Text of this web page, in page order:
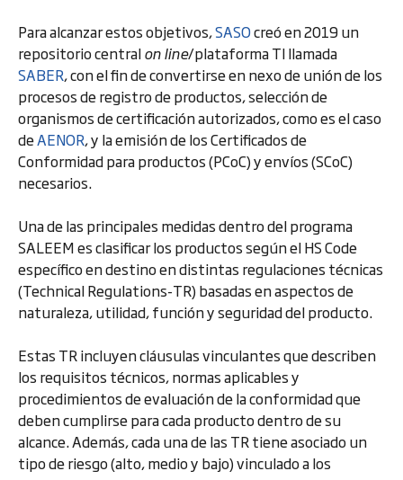
Para alcanzar estos objetivos,SASOcreó en 2019 un
repositorio centralon line/plataforma TI llamada
SABER, con el fin de convertirse en nexo de unión de los
procesos de registro de productos, selección de
organismos de certificación autorizados, como es el caso
deAENOR, y la emisión de los Certificados de
Conformidad para productos (PCoC) y envíos (SCoC)
necesarios.
Una de las principales medidas dentro del programa
SALEEM es clasificar los productos según el HS Code
específico en destino en distintas regulaciones técnicas
(Technical Regulations-TR) basadas en aspectos de
naturaleza, utilidad, función y seguridad del producto.
Estas TR incluyen cláusulas vinculantes que describen
los requisitos técnicos, normas aplicables y
procedimientos de evaluación de la conformidad que
deben cumplirse para cada producto dentro de su
alcance. Además, cada una de las TR tiene asociado un
tipo de riesgo (alto, medio y bajo) vinculado a los